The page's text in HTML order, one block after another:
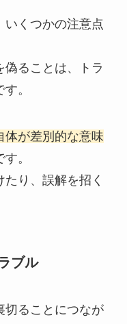
いくつかの注意点
偽ることは、トラ
。
体が差別的な意味
す。
り、誤解を招く
ブル
切ることにつなが